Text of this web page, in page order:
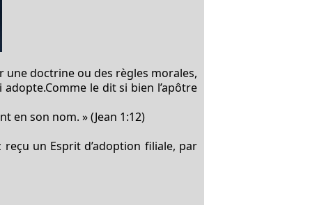
une doctrine ou des règles morales,
adopte.Comme le dit si bien l’apôtre
en son nom. » (Jean 1:12)
reçu un Esprit d’adoption filiale, par